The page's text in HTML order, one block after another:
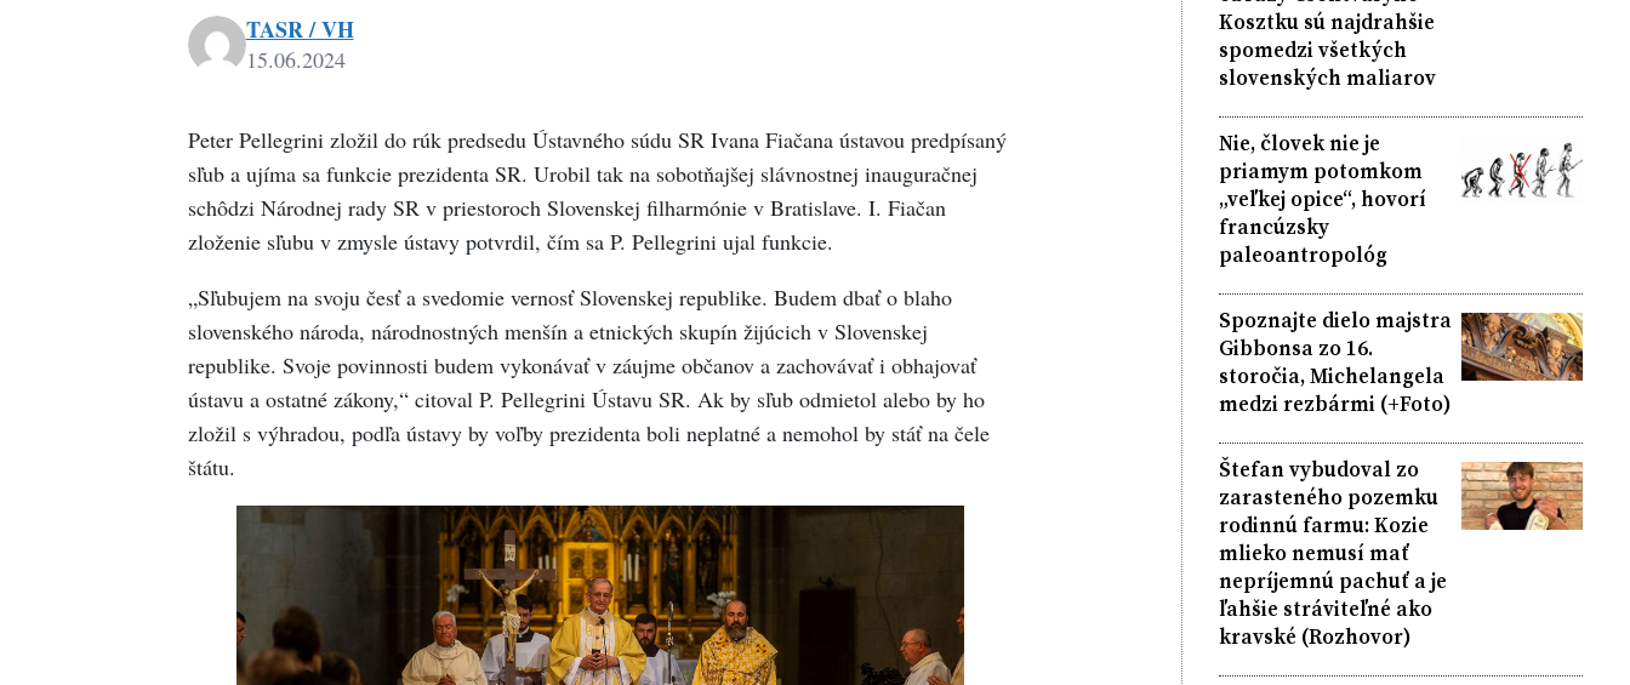
TASR / VH
15.06.2024
Peter Pellegrini zložil do rúk predsedu Ústavného súdu SR Ivana Fiačana ústavou predpísaný
sľub a ujíma sa funkcie prezidenta SR. Urobil tak na sobotňajšej slávnostnej inauguračnej
schôdzi Národnej rady SR v priestoroch Slovenskej filharmónie v Bratislave. I. Fiačan
zloženie sľubu v zmysle ústavy potvrdil, čím sa P. Pellegrini ujal funkcie.
„Sľubujem na svoju česť a svedomie vernosť Slovenskej republike. Budem dbať o blaho
slovenského národa, národnostných menšín a etnických skupín žijúcich v Slovenskej
republike. Svoje povinnosti budem vykonávať v záujme občanov a zachovávať i obhajovať
ústavu a ostatné zákony,“ citoval P. Pellegrini Ústavu SR. Ak by sľub odmietol alebo by ho
zložil s výhradou, podľa ústavy by voľby prezidenta boli neplatné a nemohol by stáť na čele
štátu.
Kosztku sú najdrahšie
spomedzi všetkých
slovenských maliarov
Nie, človek nie je
priamym potomkom
„veľkej opice“, hovorí
francúzsky
paleoantropológ
Spoznajte dielo majstra
Gibbonsa zo 16.
storočia, Michelangela
medzi rezbármi (+Foto)
Štefan vybudoval zo
zarasteného pozemku
rodinnú farmu: Kozie
mlieko nemusí mať
nepríjemnú pachuť a je
ľahšie stráviteľné ako
kravské (Rozhovor)